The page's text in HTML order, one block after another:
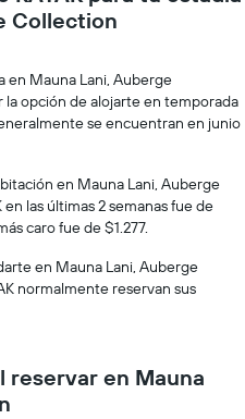
Collection
en Mauna Lani, Auberge
opción de alojarte en temporada
se encuentran en junio
en Mauna Lani, Auberge
las últimas 2 semanas fue de
caro fue de $1.277.
en Mauna Lani, Auberge
normalmente reservan sus
reservar en Mauna